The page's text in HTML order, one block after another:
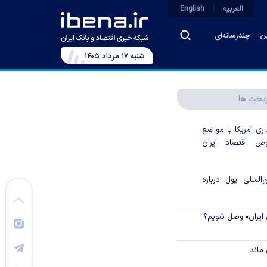
چندرسانه‌ای
العربیه English
شنبه ۱۷ مرداد ۱۴۰۵
ها
آمریکا با مواضع
اقتصاد ایران
پول درباره
وصل شویم؟